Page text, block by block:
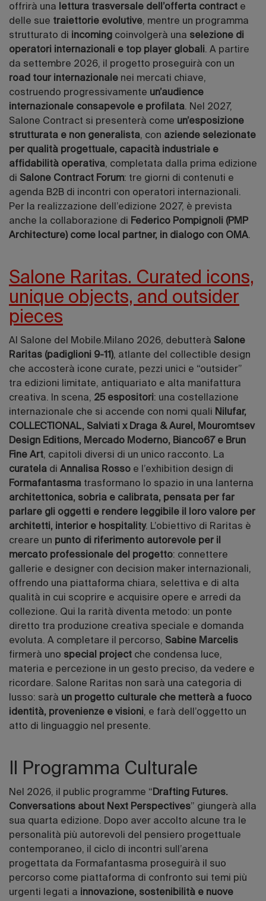
offrirà una lettura trasversale dell’offerta contract e
delle sue traiettorie evolutive, mentre un programma
strutturato di incoming coinvolgerà una selezione di
operatori internazionali e top player globali. A partire
da settembre 2026, il progetto proseguirà con un
road tour internazionale nei mercati chiave,
costruendo progressivamente un’audience
internazionale consapevole e profilata. Nel 2027,
Salone Contract si presenterà come un’esposizione
strutturata e non generalista, con aziende selezionate
per qualità progettuale, capacità industriale e
affidabilità operativa, completata dalla prima edizione
di Salone Contract Forum: tre giorni di contenuti e
agenda B2B di incontri con operatori internazionali.
Per la realizzazione dell’edizione 2027, è prevista
anche la collaborazione di Federico Pompignoli (PMP
Architecture) come local partner, in dialogo con OMA.
Salone Raritas. Curated icons,
unique objects, and outsider
pieces
Al Salone del Mobile.Milano 2026, debutterà Salone
Raritas (padiglioni 9-11), atlante del collectible design
che accosterà icone curate, pezzi unici e “outsider”
tra edizioni limitate, antiquariato e alta manifattura
creativa. In scena, 25 espositori: una costellazione
internazionale che si accende con nomi quali Nilufar,
COLLECTIONAL, Salviati x Draga & Aurel, Mouromtsev
Design Editions, Mercado Moderno, Bianco67 e Brun
Fine Art, capitoli diversi di un unico racconto. La
curatela di Annalisa Rosso e l’exhibition design di
Formafantasma trasformano lo spazio in una lanterna
architettonica, sobria e calibrata, pensata per far
parlare gli oggetti e rendere leggibile il loro valore per
architetti, interior e hospitality. L’obiettivo di Raritas è
creare un punto di riferimento autorevole per il
mercato professionale del progetto: connettere
gallerie e designer con decision maker internazionali,
offrendo una piattaforma chiara, selettiva e di alta
qualità in cui scoprire e acquisire opere e arredi da
collezione. Qui la rarità diventa metodo: un ponte
diretto tra produzione creativa speciale e domanda
evoluta. A completare il percorso, Sabine Marcelis
firmerà uno special project che condensa luce,
materia e percezione in un gesto preciso, da vedere e
ricordare. Salone Raritas non sarà una categoria di
lusso: sarà un progetto culturale che metterà a fuoco
identità, provenienze e visioni, e farà dell’oggetto un
atto di linguaggio nel presente.
Il Programma Culturale
Nel 2026, il public programme “ Drafting Futures.
Conversations about Next Perspectives” giungerà alla
sua quarta edizione. Dopo aver accolto alcune tra le
personalità più autorevoli del pensiero progettuale
contemporaneo, il ciclo di incontri sull’arena
progettata da Formafantasma proseguirà il suo
percorso come piattaforma di confronto sui temi più
urgenti legati a innovazione, sostenibilità e nuove